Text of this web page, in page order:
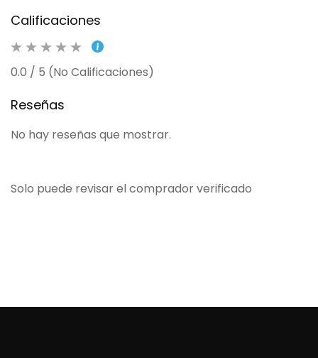
Calificaciones
0.0 / 5 (No Calificaciones)
Reseñas
No hay reseñas que mostrar.
Solo puede revisar el comprador verificado